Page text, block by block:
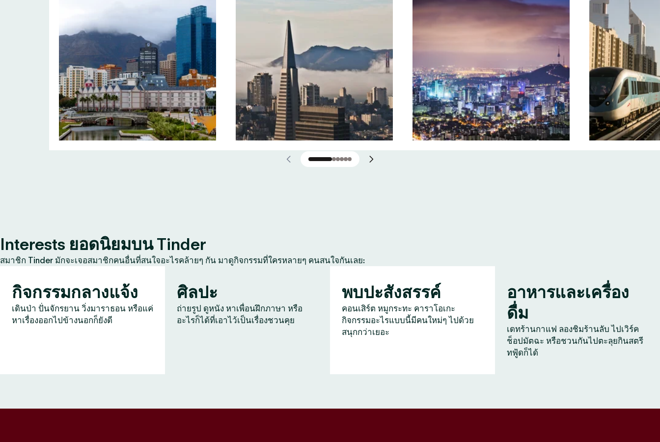
Interests ยอดนิยมบน Tinder
สมาชิก Tinder มักจะเจอสมาชิกคนอื่นที่สนใจอะไรคล้ายๆ กัน มาดูกิจกรรมที่ใครหลายๆ คนสนใจกันเลย:
กิจกรรมกลางแจ้ง
เดินป่า ปั่นจักรยาน วิ่งมาราธอน หรือแค่
หาเรื่องออกไปข้างนอกก็ยังดี
ศิลปะ
ถ่ายรูป ดูหนัง หาเพื่อนฝึกภาษา หรือ
อะไรก็ได้ที่เอาไว้เป็นเรื่องชวนคุย
พบปะสังสรรค์
คอนเสิร์ต หมูกระทะ คาราโอเกะ
กิจกรรมอะไรแบบนี้มีคนใหม่ๆ ไปด้วย
สนุกกว่าเยอะ
อาหารและเครื่อง
ดื่ม
เดทร้านกาแฟ ลองชิมร้านลับ ไปเวิร์ค
ช็อปมัตฉะ หรือชวนกันไปตะลุยกินสตรี
ทฟู้ดก็ได้